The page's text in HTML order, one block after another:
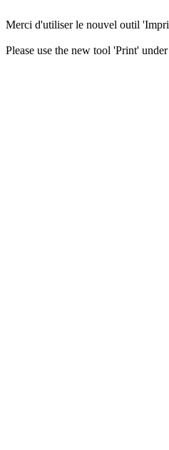
Merci d'utiliser le nouvel outil
Please use the new tool 'Print'